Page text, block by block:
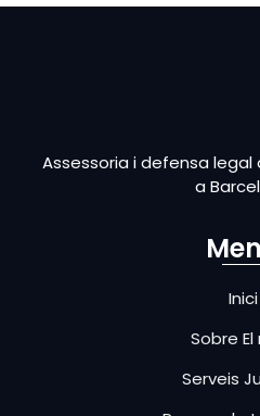
Assessoria i defensa
a
Inici
Sobre
Serveis